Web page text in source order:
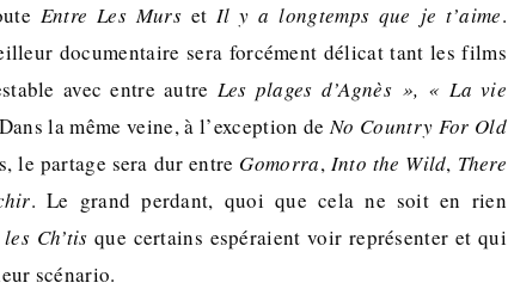
Entre Les Murset Il y a longtemps que je t’aime.
documentaire sera forcément délicat tant les films
avec entre autre Les plages d’Agnès », « La vie
la même veine, à l’exception deNo Country For Old
le partage sera dur entre Gomorra,Into the Wild, There
. Le grand perdant, quoi que cela ne soit en rien
Ch’tis que certains espéraient voir représenter et qui
scénario.